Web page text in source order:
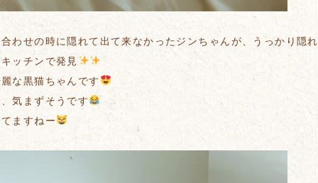
わせの時に隠れて出て来なかったジンちゃんが、うっかり隠れ
ッチンで発見
な黒猫ちゃんです
気まずそうです
ますねー